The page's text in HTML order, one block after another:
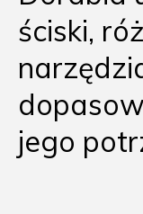
ściski,
jego